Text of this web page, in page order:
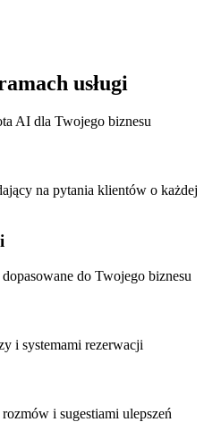
usługi
AI dla Twojego biznesu
na pytania klientów o każdej
do Twojego biznesu
i systemami rezerwacji
i sugestiami ulepszeń